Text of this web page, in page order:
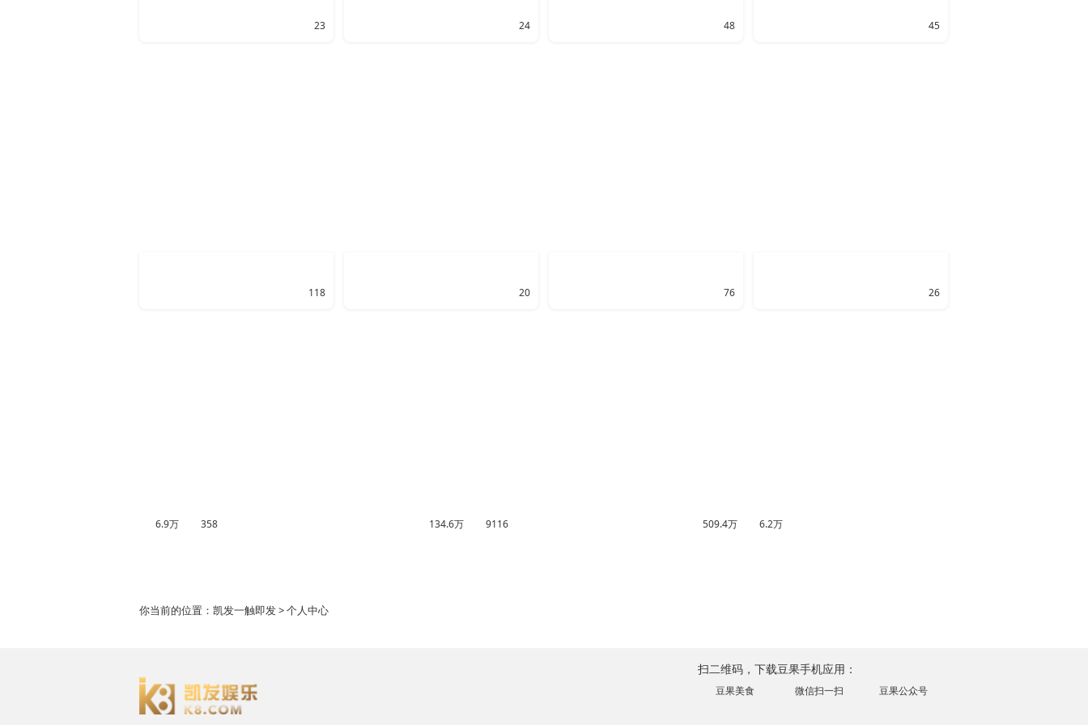
23 24 48 45
118 20 76 26
6.9万 358 134.6万 9116 509.4万 6.2万
你当前的位置： 凯发一触即发> 个人中心
扫二维码，下载豆果手机应用：
豆果美食 微信扫一扫 豆果公众号